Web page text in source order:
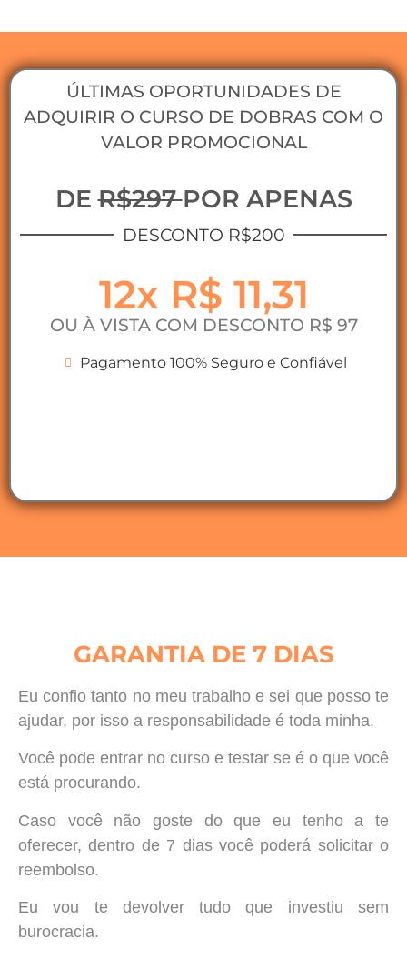
ÚLTIMAS OPORTUNIDADES DE
ADQUIRIR O CURSO DE DOBRAS COM O
VALOR PROMOCIONAL
DER$297POR APENAS
DESCONTO R$200
12x R$ 11,31
OU À VISTA COM DESCONTO R$ 97
Pagamento 100% Seguro e Confiável
GARANTIA DE 7 DIAS
Eu confio tanto no meu trabalho e sei que posso te
ajudar, por isso a responsabilidade é toda minha.
Você pode entrar no curso e testar se é o que você
está procurando.
Caso você não goste do que eu tenho a te
oferecer, dentro de 7 dias você poderá solicitar o
reembolso.
Eu vou te devolver tudo que investiu sem
burocracia.